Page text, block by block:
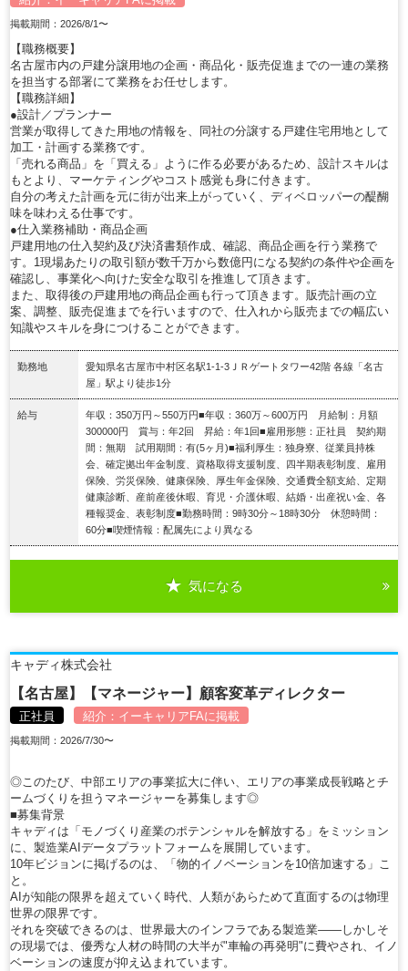
掲載期間：2026/8/1〜
【職務概要】
名古屋市内の戸建分譲用地の企画・商品化・販売促進までの一連の業務
を担当する部署にて業務をお任せします。
【職務詳細】
●設計／プランナー
営業が取得してきた用地の情報を、同社の分譲する戸建住宅用地として
加工・計画する業務です。
「売れる商品」を「買える」ように作る必要があるため、設計スキルは
もとより、マーケティングやコスト感覚も身に付きます。
自分の考えた計画を元に街が出来上がっていく、ディベロッパーの醍醐
味を味わえる仕事です。
●仕入業務補助・商品企画
戸建用地の仕入契約及び決済書類作成、確認、商品企画を行う業務で
す。1現場あたりの取引額が数千万から数億円になる契約の条件や企画を
確認し、事業化へ向けた安全な取引を推進して頂きます。
また、取得後の戸建用地の商品企画も行って頂きます。販売計画の立
案、調整、販売促進までを行いますので、仕入れから販売までの幅広い
知識やスキルを身につけることができます。
勤務地
愛知県名古屋市中村区名駅1-1-3ＪＲゲートタワー42階 各線「名古
屋」駅より徒歩1分
給与
年収：350万円～550万円■年収：360万～600万円 月給制：月額
300000円 賞与：年2回 昇給：年1回■雇用形態：正社員 契約期
間：無期 試用期間：有(5ヶ月)■福利厚生：独身寮、従業員持株
会、確定拠出年金制度、資格取得支援制度、四半期表彰制度、雇用
保険、労災保険、健康保険、厚生年金保険、交通費全額支給、定期
健康診断、産前産後休暇、育児・介護休暇、結婚・出産祝い金、各
種報奨金、表彰制度■勤務時間：9時30分～18時30分 休憩時間：
60分■喫煙情報：配属先により異なる
気になる
キャディ株式会社
【名古屋】【マネージャー】顧客変革ディレクター
正社員 紹介： イーキャリアFAに掲載
掲載期間：2026/7/30〜
◎このたび、中部エリアの事業拡大に伴い、エリアの事業成長戦略とチ
ームづくりを担うマネージャーを募集します◎
■募集背景
キャディは「モノづくり産業のポテンシャルを解放する」をミッション
に、製造業AIデータプラットフォームを展開しています。
10年ビジョンに掲げるのは、「物的イノベーションを10倍加速する」こ
と。
AIが知能の限界を超えていく時代、人類があらためて直面するのは物理
世界の限界です。
それを突破できるのは、世界最大のインフラである製造業――しかしそ
の現場では、優秀な人材の時間の大半が"車輪の再発明"に費やされ、イノ
ベーションの速度が抑え込まれています。